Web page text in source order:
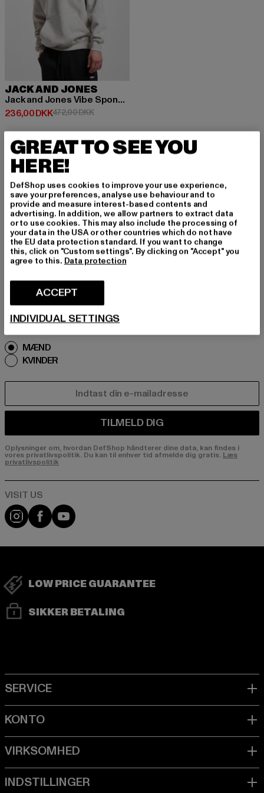
JACK AND JONES
Jack and Jones Vibe Spongy Hoodies
236,00 DKK
Nuværende pris: 236,00 DKK
472,00 DKKKampagnepris: 472,00 DKK
TILMELD DIG FOR A
T BLIVE INSPIRERE
T!
Tilmeld dig vores nyhedsbrev her og modtag f
remtidige oplysninger om aktuelle trends, tilbu
d og kuponer fra DefShop via e-mail!
MÆND
KVINDER
TILMELD DIG
Oplysninger om, hvordan DefShop håndterer dine data, kan findes i
vores privatlivspolitik. Du kan til enhver tid afmelde dig gratis. Læs
privatlivspolitik
Visit our Instagram page:
Visit our Facebook page:
Visit our YouTube channel:
LOW PRICE GUARANTEE
SIKKER BETALING
GREAT TO SEE YOU
HERE!
DefShop uses cookies to improve your use experience,
save your preferences, analyse use behaviour and to
provide and measure interest-based contents and
advertising. In addition, we allow partners to extract data
or to use cookies. This may also include the processing of
your data in the USA or other countries which do not have
the EU data protection standard. If you want to change
this, click on "Custom settings". By clicking on "Accept" you
agree to this. Data protection
ACCEPT
INDIVIDUAL SETTINGS